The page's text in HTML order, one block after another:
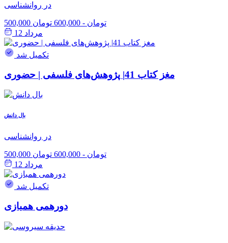
در روانشناسی
500,000 تومان - 600,000 تومان
مرداد 12
تکمیل شد
مغز کتاب 41| پژوهش‌های فلسفی | حضوری
بال دانش
در روانشناسی
500,000 تومان - 600,000 تومان
مرداد 12
تکمیل شد
دورهمی همبازی